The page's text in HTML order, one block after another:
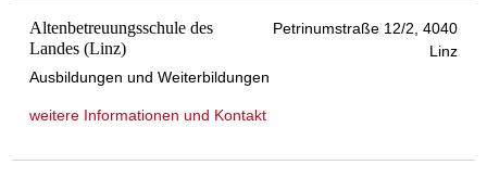
Altenbetreuungsschule des
Landes (Linz)
Petrinumstraße 12/2, 4040
Linz
Ausbildungen und Weiterbildungen
weitere Informationen und Kontakt